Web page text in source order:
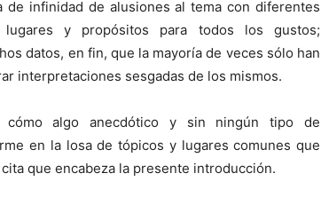
infinidad de alusiones al tema con diferentes
y propósitos para todos los gustos;
datos, en fin, que la mayoría de veces sólo han
interpretaciones sesgadas de los mismos.
cómo algo anecdótico y sin ningún tipo de
en la losa de tópicos y lugares comunes que
que encabeza la presente introducción.